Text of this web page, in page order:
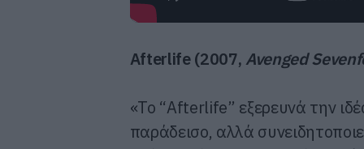
Afterlife(2007, Avenged
«Το “Afterlife” εξερευνά την
παράδεισο, αλλά